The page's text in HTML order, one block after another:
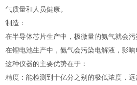
气质量和人员健康。
制造：
在半导体芯片生产中，极微量的氨气就会污
在锂电池生产中，氨气会污染电解液，影响
这种仪器的主要优势在于：
精度：能检测到十亿分之别的极低浓度，远